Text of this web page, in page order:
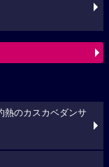
熱のカスカベダンサ